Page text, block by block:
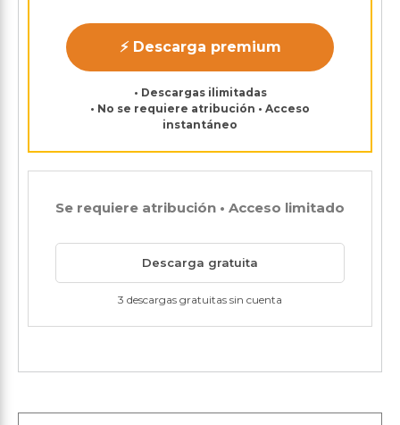
⚡ Descarga premium
• Descargas ilimitadas
• No se requiere atribución • Acceso
instantáneo
Se requiere atribución • Acceso limitado
Descarga gratuita
3 descargas gratuitas sin cuenta